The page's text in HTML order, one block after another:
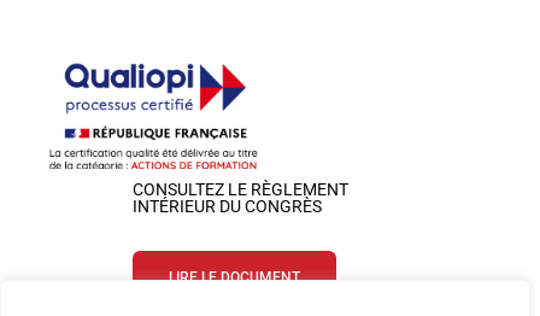
CONSULTEZ LE RÈGLEMENT
INTÉRIEUR DU CONGRÈS
LIRE LE DOCUMENT